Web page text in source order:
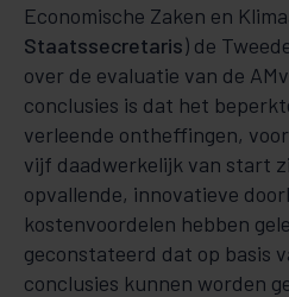
Economische Zaken en
Staatssecretaris) de
over de evaluatie van de
conclusies is dat het
verleende ontheffingen,
vijf daadwerkelijk van start
opvallende, innovatieve
kostenvoordelen hebben
geconstateerd dat op basis
conclusies kunnen worden